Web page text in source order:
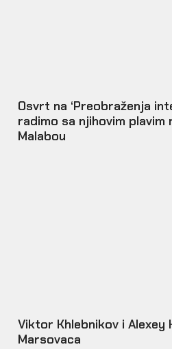
Osvrt na ‘Preobraženja
radimo sa njihovim plavim
Malabou
Viktor Khlebnikov i Alexey
Marsovaca